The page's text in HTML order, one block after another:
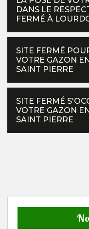
DANS LE
FERMÉ À
SITE FERMÉ
VOTRE GAZON
SAINT PIERRE
SITE FERMÉ
VOTRE GAZON
SAINT PIERRE